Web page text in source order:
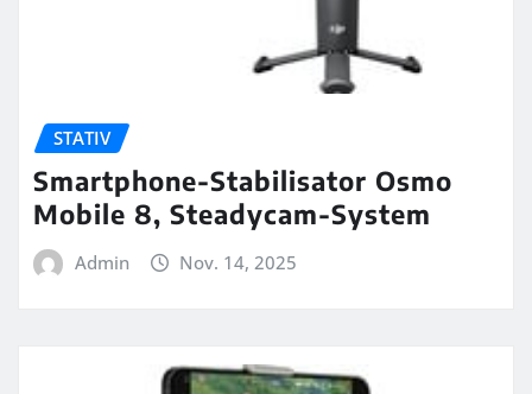
STATIV
Smartphone-Stabilisator Osmo
Mobile 8, Steadycam-System
Admin Nov. 14, 2025